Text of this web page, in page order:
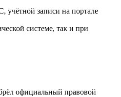
учётной записи на портале
системе, так и при
официальный правовой